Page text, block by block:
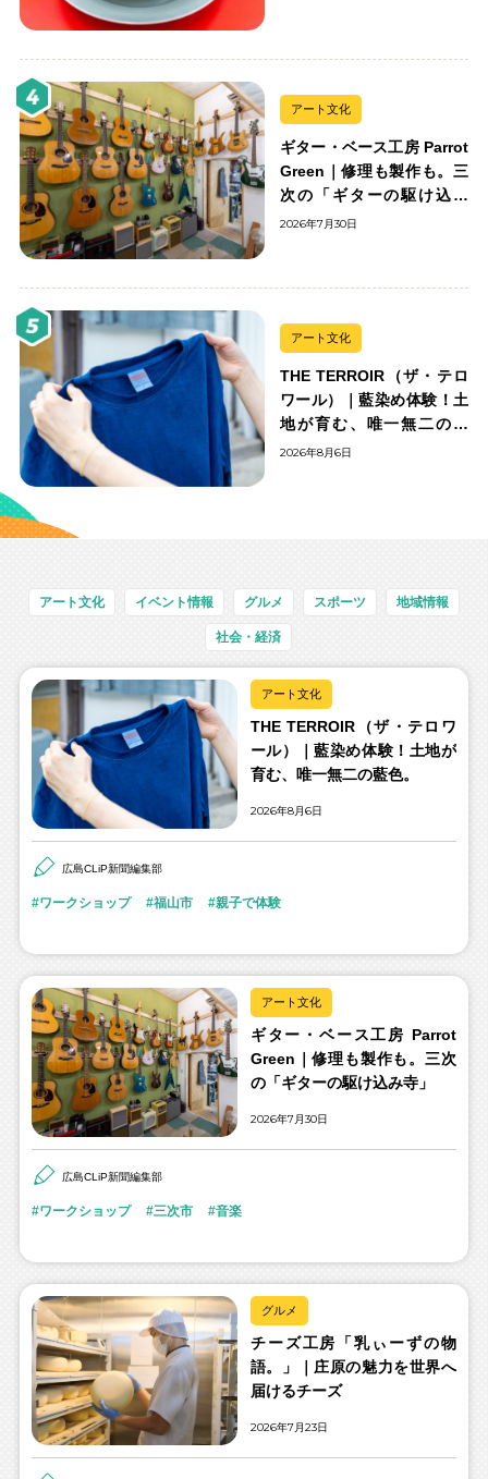
アート文化
ギター・ベース工房 Parrot
Green｜修理も製作も。三
次の「ギターの駆け込み
寺」
2026年7月30日
アート文化
THE TERROIR（ザ・テロ
ワール）｜藍染め体験！土
地が育む、唯一無二の藍
色。
2026年8月6日
アート文化 イベント情報 グルメ スポーツ 地域情報
社会・経済
アート文化
THE TERROIR（ザ・テロワ
ール）｜藍染め体験！土地が
育む、唯一無二の藍色。
2026年8月6日
広島CLiP新聞編集部
ワークショップ 福山市 親子で体験
アート文化
ギター・ベース工房 Parrot
Green｜修理も製作も。三次
の「ギターの駆け込み寺」
2026年7月30日
広島CLiP新聞編集部
ワークショップ 三次市 音楽
グルメ
チーズ工房「乳ぃーずの物
語。」｜庄原の魅力を世界へ
届けるチーズ
2026年7月23日